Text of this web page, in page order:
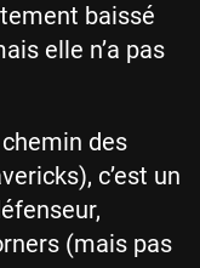
baissé
elle n’a pas
des
c’est un
(mais pas